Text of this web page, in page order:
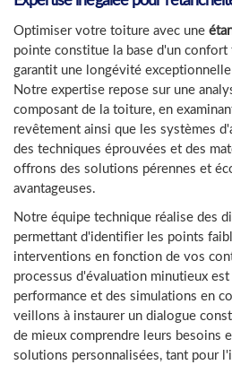
Optimiser votre toiture avec une
pointe constitue la base d'un
garantit une longévité
Notre expertise repose sur une
composant de la toiture, en
revêtement ainsi que les systèmes
des techniques éprouvées et des
offrons des solutions pérennes et
avantageuses.
Notre équipe technique réalise des
permettant d'identifier les points
interventions en fonction de vos
processus d'évaluation minutieux
performance et des simulations en
veillons à instaurer un dialogue
de mieux comprendre leurs besoins
solutions personnalisées, tant pour